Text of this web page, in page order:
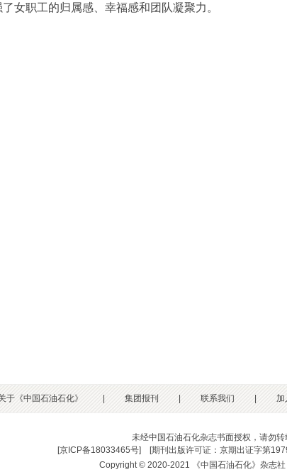
女职工的归属感、幸福感和团队凝聚力。
于《中国石油石化》 集团报刊 联系我们 加
未经中国石油石化杂志书面授权，请勿转
[京ICP备18033465号] [期刊出版许可证：京期出证字第
Copyright © 2020-2021 《中国石油石化》杂志